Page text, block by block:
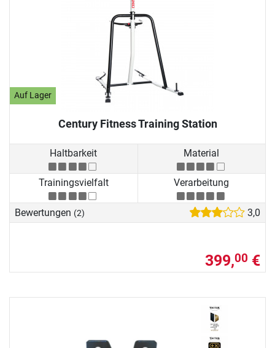
Auf Lager
Century Fitness Training Station
Haltbarkeit Material
Trainingsvielfalt Verarbeitung
Bewertungen (2) 3,0
399,00 €